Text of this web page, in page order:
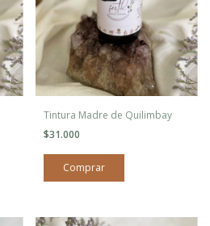
Tintura Madre de Quilimbay
$31.000